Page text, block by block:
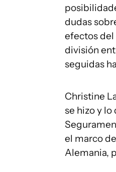
dudas
efectos del
división
seguidas
Christine
se hizo y
el marco
Alemania,